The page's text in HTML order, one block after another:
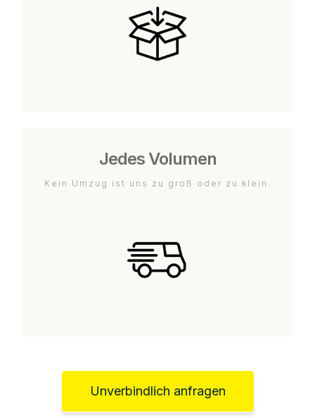
Jedes Volumen
Kein Umzug ist uns zu groß oder zu klein.
Unverbindlich anfragen